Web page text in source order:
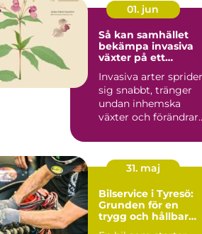
01. jun
Så kan samhället
bekämpa invasiva
växter på ett
Invasiva arter sprider
sig snabbt, tränger
undan inhemska
växter och förändrar
Kommu...
31. maj
Bilservice i Tyresö:
Grunden för en
trygg och hållbar